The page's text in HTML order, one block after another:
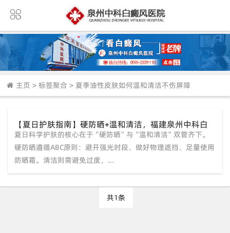
主页 > 标签聚合 > 夏季油性皮肤如何温和清洁不伤屏障
【夏日护肤指南】硬防晒+温和清洁，福建泉州中科白
癜风医院教您平稳度过高温天
夏日科学护肤的核心在于“硬防晒”与“温和清洁”双管齐下。
硬防晒遵循ABC原则：避开强光时段、做好物理遮挡、足量使用
防晒霜。清洁则需避免过度，...
共1条